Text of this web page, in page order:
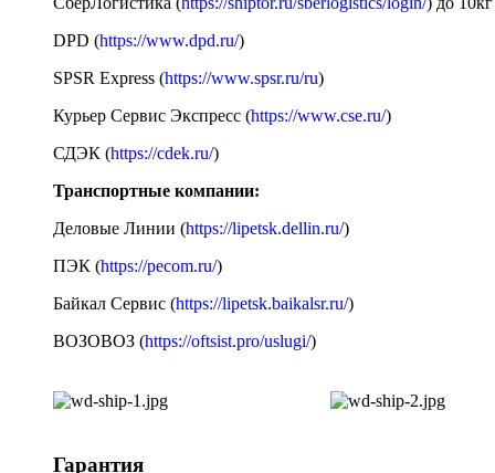
DPD (https://www.dpd.ru/)
SPSR Express (https://www.spsr.ru/ru)
Курьер Сервис Экспресс (https://www.cse.ru/)
СДЭК (https://cdek.ru/)
Транспортные компании:
Деловые Линии (https://lipetsk.dellin.ru/)
ПЭК (https://pecom.ru/)
Байкал Сервис (https://lipetsk.baikalsr.ru/)
ВОЗОВОЗ (https://oftsist.pro/uslugi/)
Гарантия